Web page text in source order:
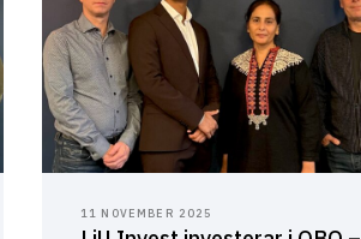
11 NOVEMBER 2025